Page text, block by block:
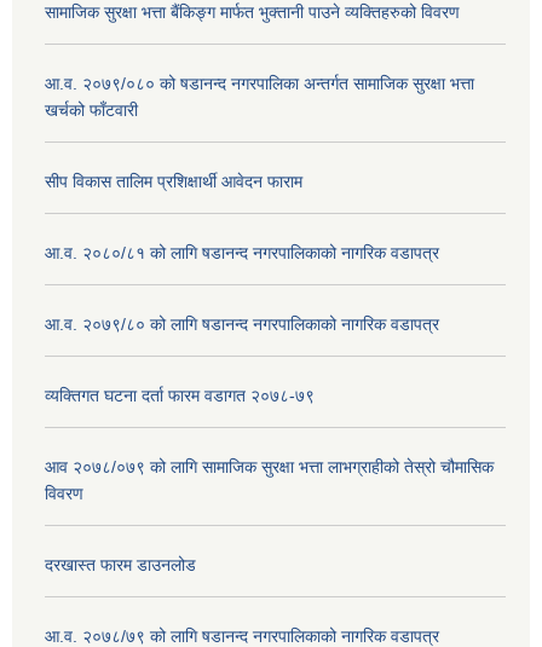
सामाजिक सुरक्षा भत्ता बैंकिङ्ग मार्फत भुक्तानी पाउने व्यक्तिहरुको विवरण
आ.व. २०७९/०८० को षडानन्द नगरपालिका अन्तर्गत सामाजिक सुरक्षा भत्ता
खर्चको फाँटवारी
सीप विकास तालिम प्रशिक्षार्थी आवेदन फाराम
आ.व. २०८०/८१ को लागि षडानन्द नगरपालिकाको नागरिक वडापत्र
आ.व. २०७९/८० को लागि षडानन्द नगरपालिकाको नागरिक वडापत्र
व्यक्तिगत घटना दर्ता फारम वडागत २०७८-७९
आव २०७८/०७९ को लागि सामाजिक सुरक्षा भत्ता लाभग्राहीको तेस्रो चौमासिक
विवरण
दरखास्त फारम डाउनलोड
आ.व. २०७८/७९ को लागि षडानन्द नगरपालिकाको नागरिक वडापत्र